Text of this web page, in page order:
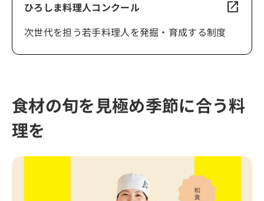
ひろしま料理人コンクール open_in_new
次世代を担う若手料理人を発掘・育成する制度
食材の旬を見極め季節に合う料
理を